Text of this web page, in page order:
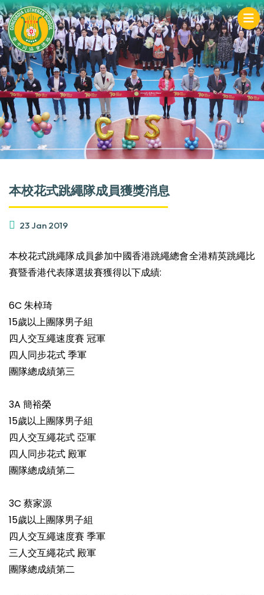
本校花式跳繩隊成員獲獎消息
23 Jan 2019
本校花式跳繩隊成員參加中國香港跳繩總會全港精英跳繩比
賽暨香港代表隊選拔賽獲得以下成績:
6C 朱棹琦
15歲以上團隊男子組
四人交互繩速度賽 冠軍
四人同步花式 季軍
團隊總成績第三
3A 簡裕榮
15歲以上團隊男子組
四人交互繩花式 亞軍
四人同步花式 殿軍
團隊總成績第二
3C 蔡家源
15歲以上團隊男子組
四人交互繩速度賽 季軍
三人交互繩花式 殿軍
團隊總成績第二